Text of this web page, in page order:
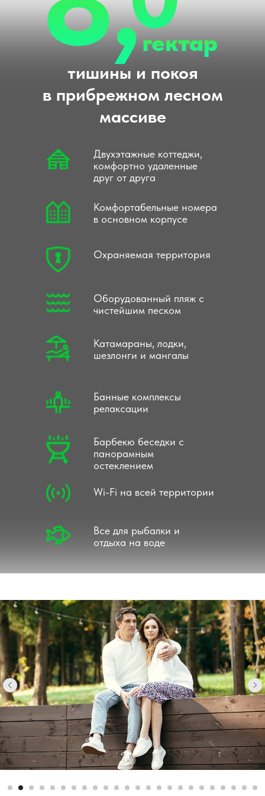
тишины и покоя
в прибрежном лесном
массиве
гектар
Банные комплексы
релаксации
Барбекю беседки с
панорамным
остеклением
Wi-Fi на всей территории
Все для рыбалки и
отдыха на воде
Двухэтажные коттеджи,
комфортно удаленные
друг от друга
Комфортабельные номера
в основном корпусе
Охраняемая территория
Оборудованный пляж с
чистейшим песком
Катамараны, лодки,
шезлонги и мангалы